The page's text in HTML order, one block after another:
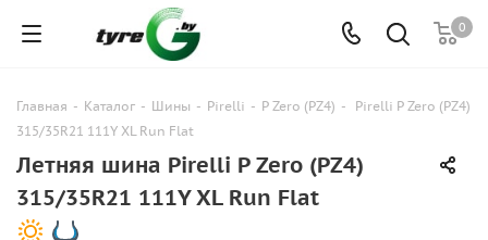
0
Главная - Каталог - Шины - Pirelli - P Zero (PZ4) -
Pirelli P Zero (PZ4)
315/35R21 111Y XL Run Flat
Летняя шина Pirelli P Zero (PZ4)
315/35R21 111Y XL Run Flat